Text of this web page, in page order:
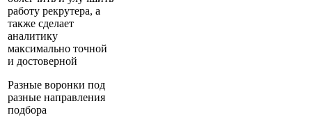
работу рекрутера, а
также сделает
аналитику
максимально точной
и достоверной
Разные воронки под
разные направления
подбора